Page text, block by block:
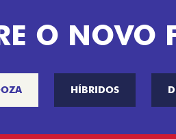
O NOVO
HÍBRIDOS